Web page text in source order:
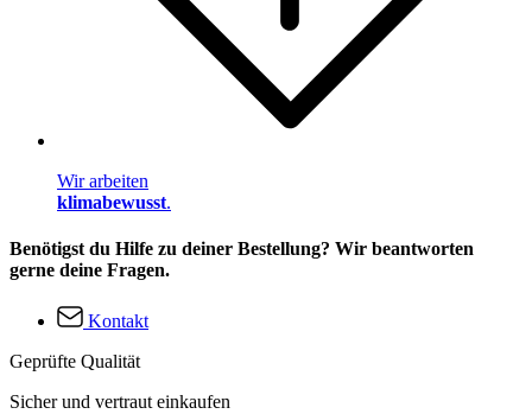
Wir arbeiten
klimabewusst.
Benötigst du Hilfe zu deiner Bestellung? Wir beantworten
gerne deine Fragen.
Kontakt
Geprüfte Qualität
Sicher und vertraut einkaufen